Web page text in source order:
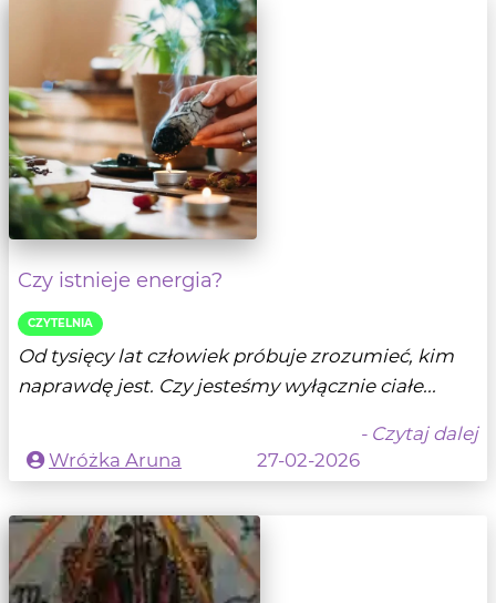
Czy istnieje energia?
CZYTELNIA
Od tysięcy lat człowiek próbuje zrozumieć, kim
naprawdę jest. Czy jesteśmy wyłącznie ciałe...
- Czytaj dalej
Wróżka Aruna
27-02-2026